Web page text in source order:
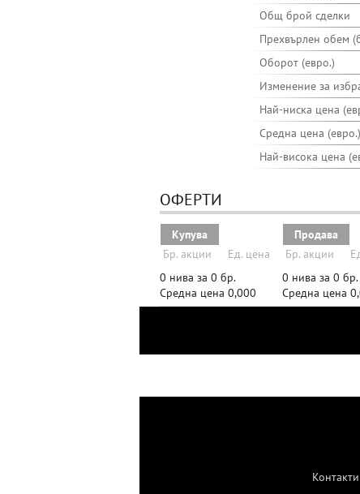
Общ брой сделки
Прехвърлен обем
Оборот (евро.)
Изменение за
Най-ниска цена
Средна цена (евро.)
Най-висока цена
ОФЕРТИ
Купува
Бр. акции
Ед. цена
0 нива за 0 бр.
Средна цена 0,000
Продава
Бр. акции
0 нива за 0 бр.
Средна цена
Контакти